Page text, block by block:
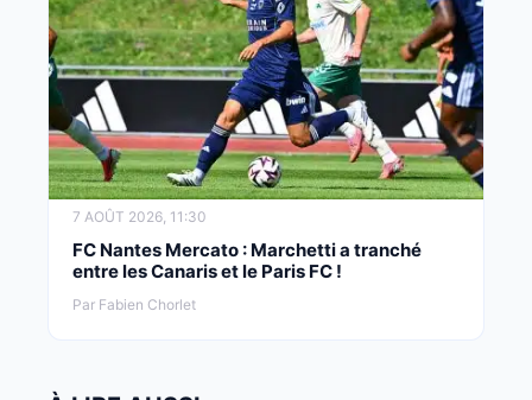
7 AOÛT 2026, 11:30
FC Nantes Mercato : Marchetti a tranché
entre les Canaris et le Paris FC !
Par Fabien Chorlet